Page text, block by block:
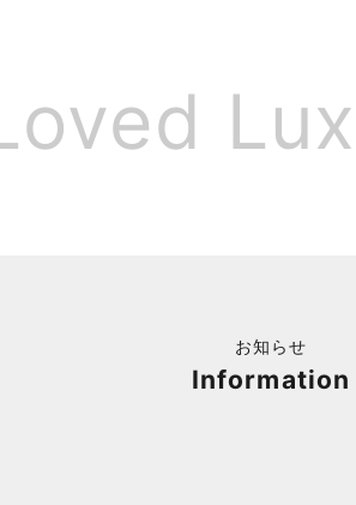
お知らせ
Information